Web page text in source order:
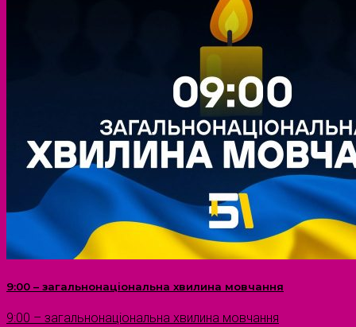
9:00 – загальнонаціональна хвилина мовчання
9:00 – загальнонаціональна хвилина мовчання